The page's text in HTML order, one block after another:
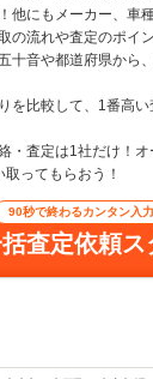
他にもメーカー、車
の流れや査定のポイ
十音や都道府県から
を比較して、1番高
・査定は1社だけ！
ってもらおう！
90秒で終わるカンタン入力
査定依頼ス